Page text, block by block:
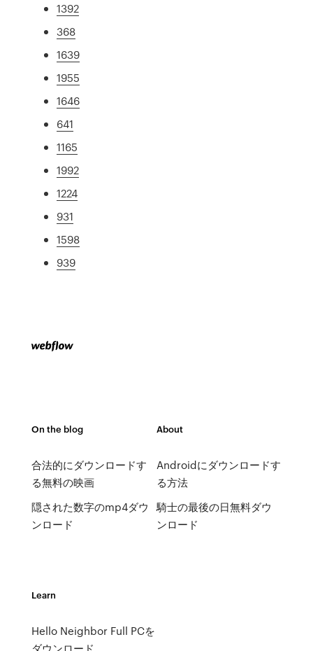
1392
368
1639
1955
1646
641
1165
1992
1224
931
1598
939
On the blog
合法的にダウンロードす
る無料の映画
隠された数字のmp4ダウ
ンロード
About
Androidにダウンロードす
る方法
騎士の最後の日無料ダウ
ンロード
Learn
Hello Neighbor Full PCを
ダウンロード